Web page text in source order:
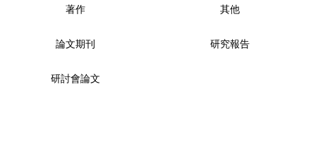
著作 其他
論文期刊 研究報告
研討會論文